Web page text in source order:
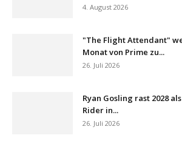
4. August 2026
"The Flight Attendant"
Monat von Prime zu...
26. Juli 2026
Ryan Gosling rast 2028
Rider in...
26. Juli 2026